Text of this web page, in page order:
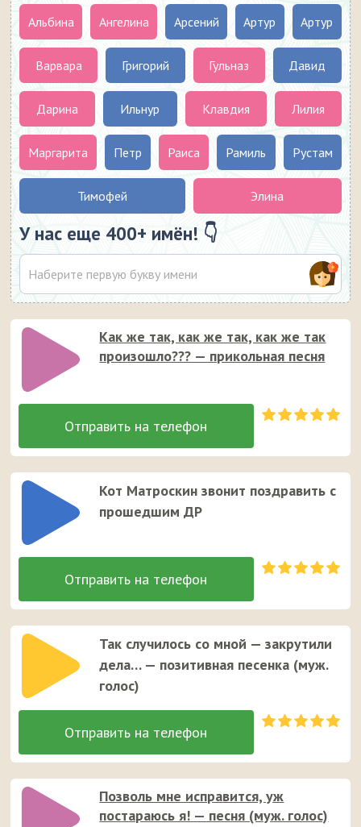
Альбина Ангелина Арсений Артур Артур
Варвара Григорий Гульназ Давид
Дарина Ильнур Клавдия Лилия
Маргарита Петр Раиса Рамиль Рустам
Тимофей Элина
У нас еще 400+ имён! 👇
Как же так, как же так, как же так
произошло??? — прикольная песня
Кот Матроскин звонит поздравить с
прошедшим ДР
Так случилось со мной — закрутили
дела… — позитивная песенка (муж.
голос)
Позволь мне исправится, уж
постараюсь я! — песня (муж. голос)